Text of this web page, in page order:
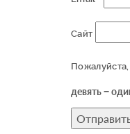
Сайт
девять −